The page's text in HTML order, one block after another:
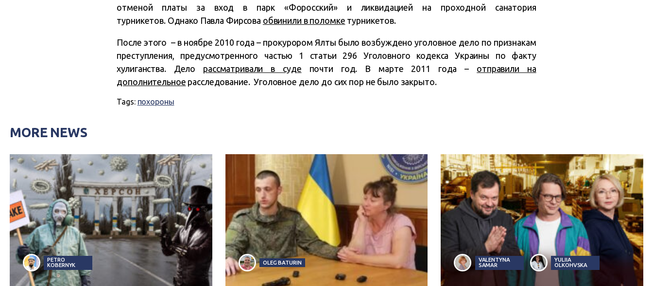
отменой платы за вход в парк «Форосский» и ликвидацией на проходной санатория
турникетов. Однако Павла Фирсова обвинили в поломке турникетов.
После этого – в ноябре 2010 года – прокурором Ялты было возбуждено уголовное дело по признакам
преступления, предусмотренного частью 1 статьи 296 Уголовного кодекса Украины по факту
хулиганства. Дело рассматривали в суде почти год. В марте 2011 года – отправили на
дополнительное расследование. Уголовное дело до сих пор не было закрыто.
Tags: похороны
MORE NEWS
PETRO
KOBERNYK
OLEG BATURIN
VALENTYNA
SAMAR
YULIIA
OLKOHVSKA